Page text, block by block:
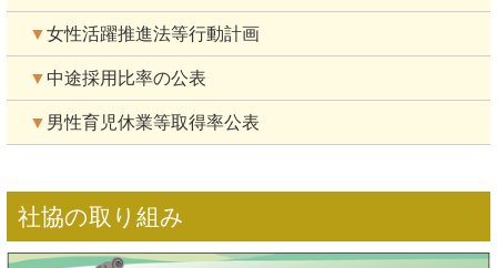
▼女性活躍推進法等行動計画
▼ 中途採用比率の公表
▼ 男性育児休業等取得率公表
社協の取り組み